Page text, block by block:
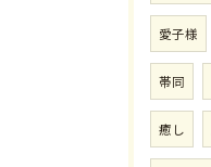
愛子様
帯同
癒し